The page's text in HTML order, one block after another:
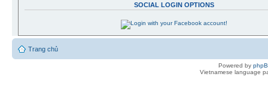
SOCIAL LOGIN OPTIONS
Trang chủ
Powered by
Vietnamese language